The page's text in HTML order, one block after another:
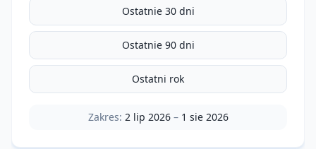
Ostatnie 30 dni
Ostatnie 90 dni
Ostatni rok
Zakres: 2 lip 2026– 1 sie 2026